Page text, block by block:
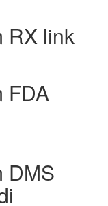
RX link
FDA
DMS